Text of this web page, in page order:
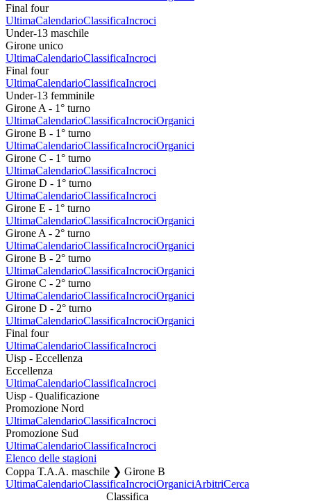
Final four
UltimaCalendarioClassificaIncroci
Under-13 maschile
Girone unico
UltimaCalendarioClassificaIncroci
Final four
UltimaCalendarioClassificaIncroci
Under-13 femminile
Girone A - 1° turno
UltimaCalendarioClassificaIncrociOrganici
Girone B - 1° turno
UltimaCalendarioClassificaIncrociOrganici
Girone C - 1° turno
UltimaCalendarioClassificaIncroci
Girone D - 1° turno
UltimaCalendarioClassificaIncroci
Girone E - 1° turno
UltimaCalendarioClassificaIncrociOrganici
Girone A - 2° turno
UltimaCalendarioClassificaIncrociOrganici
Girone B - 2° turno
UltimaCalendarioClassificaIncrociOrganici
Girone C - 2° turno
UltimaCalendarioClassificaIncrociOrganici
Girone D - 2° turno
UltimaCalendarioClassificaIncrociOrganici
Final four
UltimaCalendarioClassificaIncroci
Uisp - Eccellenza
Eccellenza
UltimaCalendarioClassificaIncroci
Uisp - Qualificazione
Promozione Nord
UltimaCalendarioClassificaIncroci
Promozione Sud
UltimaCalendarioClassificaIncroci
Elenco delle stagioni
Coppa T.A.A. maschile ❯ Girone B
UltimaCalendarioClassificaIncrociOrganiciArbitriCerca
Classifica